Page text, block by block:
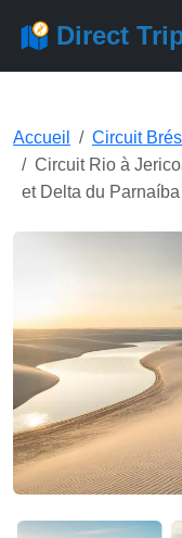
Direct
Accueil
Circuit
Circuit Rio à
et Delta du Parnaíba